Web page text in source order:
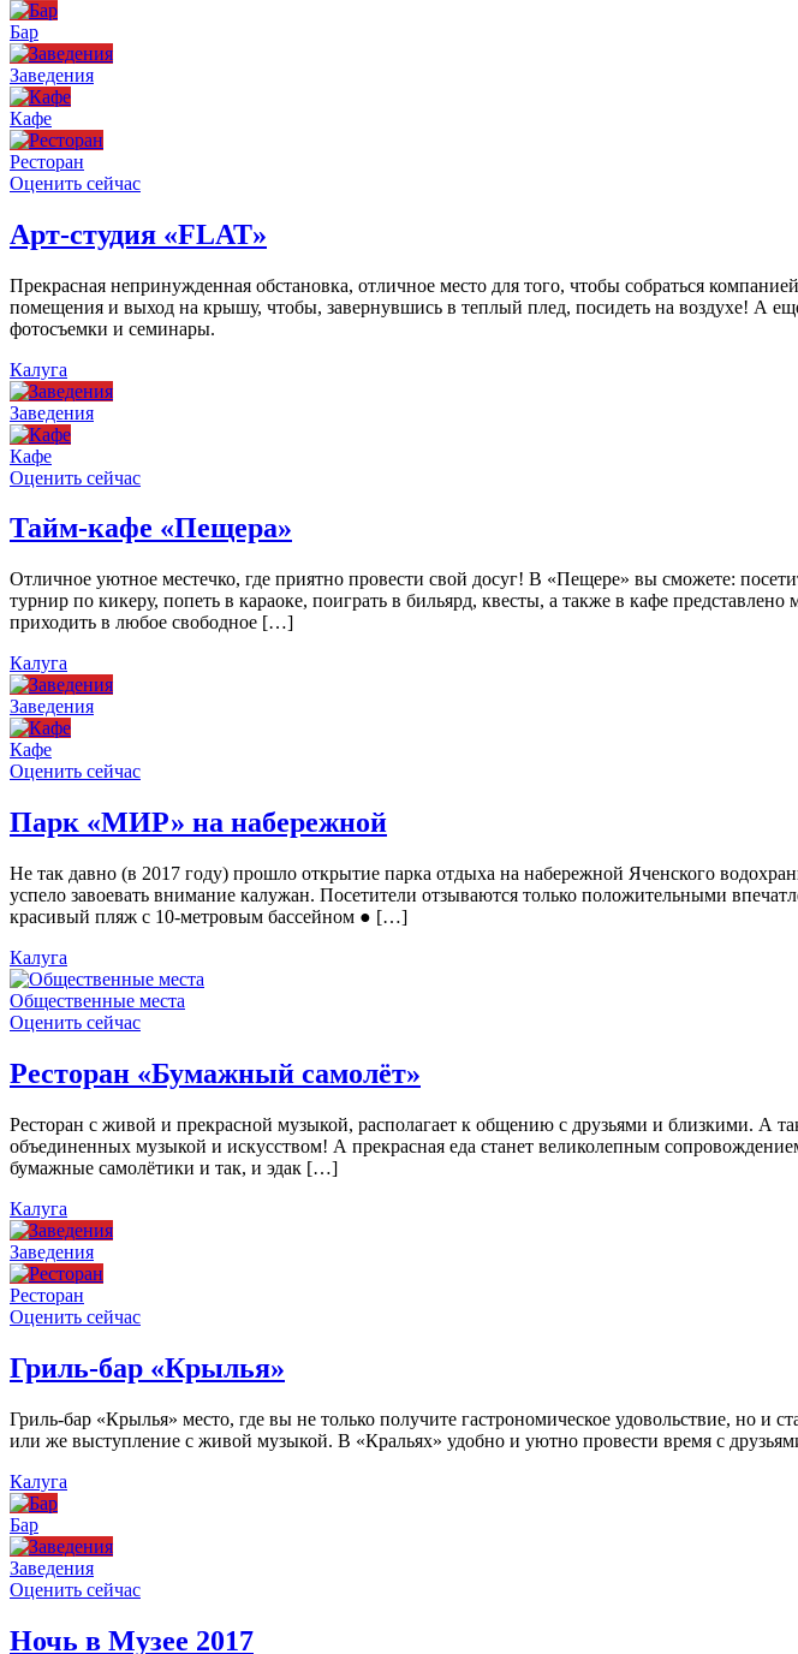
Бар
Заведения
Кафе
Ресторан
Оценить сейчас
Арт-студия «FLAT»
Прекрасная непринужденная обстановка, отличное место для того, чтобы собраться
помещения и выход на крышу, чтобы, завернувшись в теплый плед, посидеть на воздухе! А
фотосъемки и семинары.
Калуга
Заведения
Кафе
Оценить сейчас
Тайм-кафе «Пещера»
Отличное уютное местечко, где приятно провести свой досуг! В «Пещере» вы сможете:
турнир по кикеру, попеть в караоке, поиграть в бильярд, квесты, а также в кафе
приходить в любое свободное […]
Калуга
Заведения
Кафе
Оценить сейчас
Парк «МИР» на набережной
Не так давно (в 2017 году) прошло открытие парка отдыха на набережной Яченского
успело завоевать внимание калужан. Посетители отзываются только положительными
красивый пляж с 10-метровым бассейном ● […]
Калуга
Общественные места
Оценить сейчас
Ресторан «Бумажный самолёт»
Ресторан с живой и прекрасной музыкой, располагает к общению с друзьями и близкими. А
объединенных музыкой и искусством! А прекрасная еда станет великолепным
бумажные самолётики и так, и эдак […]
Калуга
Заведения
Ресторан
Оценить сейчас
Гриль-бар «Крылья»
Гриль-бар «Крылья» место, где вы не только получите гастрономическое удовольствие, но и
или же выступление с живой музыкой. В «Кральях» удобно и уютно провести время с
Калуга
Бар
Заведения
Оценить сейчас
Ночь в Музее 2017